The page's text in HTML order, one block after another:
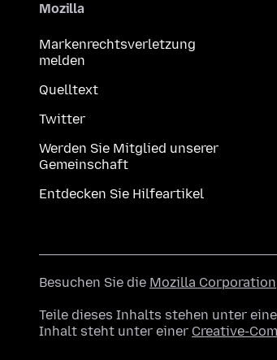
Mozilla
Markenrechtsverletzung
melden
Quelltext
Twitter
Werden Sie Mitglied unserer
Gemeinschaft
Entdecken Sie Hilfeartikel
Besuchen Sie die Mozilla Corporation
Teile dieses Inhalts stehen unter
Inhalt steht unter einer Creative-